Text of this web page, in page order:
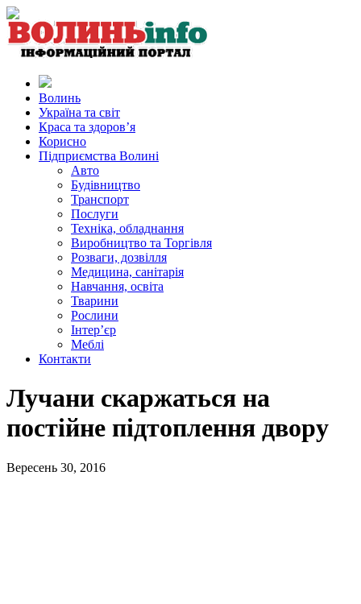
Волинь
Україна та світ
Краса та здоров’я
Корисно
Підприємства Волині
Авто
Будівництво
Транспорт
Послуги
Техніка, обладнання
Виробництво та Торгівля
Розваги, дозвілля
Медицина, санітарія
Навчання, освіта
Тварини
Рослини
Інтер’єр
Меблі
Контакти
Лучани скаржаться на
постійне підтоплення двору
Вересень 30, 2016